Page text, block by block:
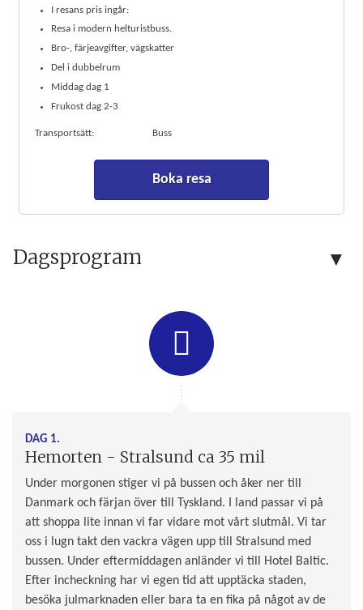
I resans pris ingår:
Resa i modern helturistbuss.
Bro-, färjeavgifter, vägskatter
Del i dubbelrum
Middag dag 1
Frukost dag 2-3
Transportsätt: Buss
Boka resa
Dagsprogram
DAG 1.
Hemorten - Stralsund ca 35 mil
Under morgonen stiger vi på bussen och åker ner till
Danmark och färjan över till Tyskland. I land passar vi på
att shoppa lite innan vi far vidare mot vårt slutmål. Vi tar
oss i lugn takt den vackra vägen upp till Stralsund med
bussen. Under eftermiddagen anländer vi till Hotel Baltic.
Efter incheckning har vi egen tid att upptäcka staden,
besöka julmarknaden eller bara ta en fika på något av de